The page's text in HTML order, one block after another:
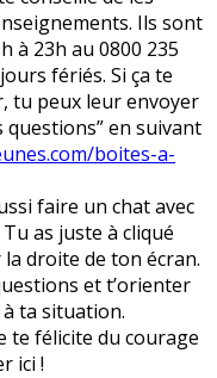
Ils sont
à 23h au 0800 235
fériés. Si ça te
tu peux leur envoyer
questions” en suivant
boites-a-
faire un chat avec
as juste à cliqué
droite de ton écran.
et t’orienter
ta situation.
te félicite du courage
ici !